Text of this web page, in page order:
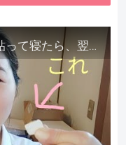
腎臓（腰）に「まるくん」を貼って寝たら、翌朝めちゃ楽でびっくりしました。腎臓叩いても痛くない！【お客様の声を試してみた】